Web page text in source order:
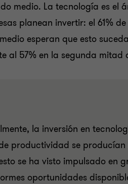
medio. La tecnología es el
planean invertir: el 61%
esperan que esto
al 57% en la segunda mitad
la inversión en
productividad se
se ha visto impulsado en
oportunidades